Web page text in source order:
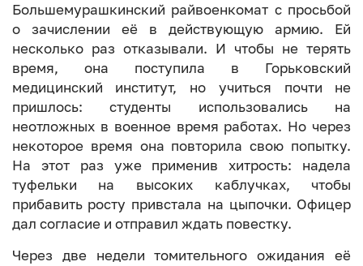
Большемурашкинский райвоенкомат с просьбой
о зачислении её в действующую армию. Ей
несколько раз отказывали. И чтобы не терять
время, она поступила в Горьковский
медицинский институт, но учиться почти не
пришлось: студенты использовались на
неотложных в военное время работах. Но через
некоторое время она повторила свою попытку.
На этот раз уже применив хитрость: надела
туфельки на высоких каблучках, чтобы
прибавить росту привстала на цыпочки. Офицер
дал согласие и отправил ждать повестку.
Через две недели томительного ожидания её